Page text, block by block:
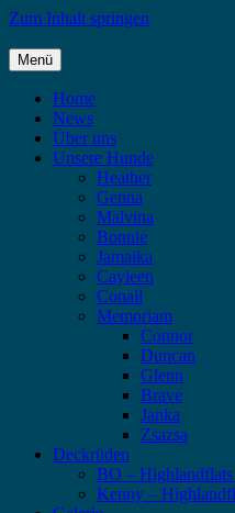
Zum Inhalt springen
Highlandflats – Flat Coated
Menü
Home
News
Über uns
Unsere Hunde
Heather
Genna
Malvina
Bonnie
Jamaika
Cayleen
Conall
Memoriam
Connor
Duncan
Glenn
Brave
Janka
Zsazsa
Deckrüden
BO –
Kenny –